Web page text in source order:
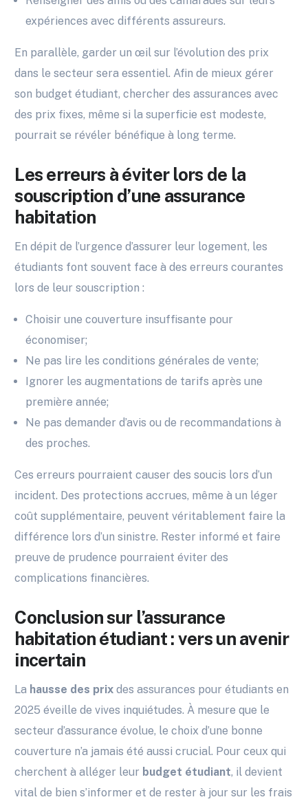
expériences avec différents assureurs.
En parallèle, garder un œil sur l’évolution des prix
dans le secteur sera essentiel. Afin de mieux gérer
son budget étudiant, chercher des assurances avec
des prix fixes, même si la superficie est modeste,
pourrait se révéler bénéfique à long terme.
Les erreurs à éviter lors de la
souscription d’une assurance
habitation
En dépit de l’urgence d’assurer leur logement, les
étudiants font souvent face à des erreurs courantes
lors de leur souscription :
Choisir une couverture insuffisante pour
économiser;
Ne pas lire les conditions générales de vente;
Ignorer les augmentations de tarifs après une
première année;
Ne pas demander d’avis ou de recommandations à
des proches.
Ces erreurs pourraient causer des soucis lors d’un
incident. Des protections accrues, même à un léger
coût supplémentaire, peuvent véritablement faire la
différence lors d’un sinistre. Rester informé et faire
preuve de prudence pourraient éviter des
complications financières.
Conclusion sur l’assurance
habitation étudiant : vers un avenir
incertain
La hausse des prix des assurances pour étudiants en
2025 éveille de vives inquiétudes. À mesure que le
secteur d’assurance évolue, le choix d’une bonne
couverture n’a jamais été aussi crucial. Pour ceux qui
cherchent à alléger leur budget étudiant, il devient
vital de bien s’informer et de rester à jour sur les frais